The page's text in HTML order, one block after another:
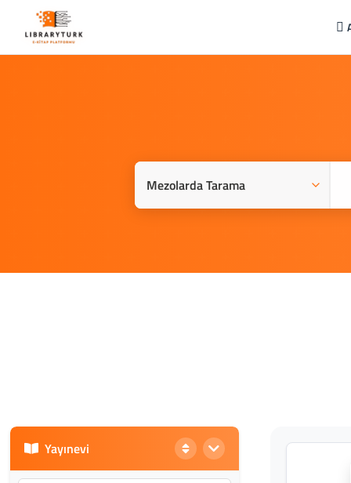
Yayınevi